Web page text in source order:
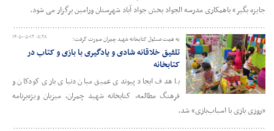
جایزه بگیر» باهمکاری مدرسه الجواد بخش جواد آباد شهرستان ورامین برگزار می شود.
۱۴۰۵-۰۵-۱۲ ۰۸:۲۸ به همت مسئول کتابخانه شهید چمران صورت گرفت؛
تلفیق خلاقانه شادی و یادگیری با بازی و کتاب در
کتابخانه
با هدف ایجاد پیوندی عمیق میان دنیای بازی کودکان و
فرهنگ مطالعه، کتابخانه شهید چمران، میزبان ویژه‌برنامه
«روزی بازی با اسباب‌بازی» شد.